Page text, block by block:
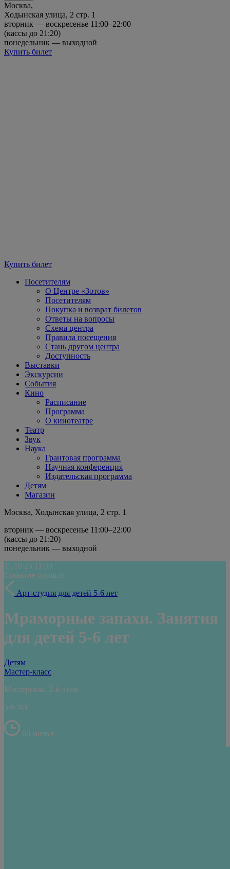
Москва,
Ходынская улица, 2 стр. 1
вторник — воскресенье 11:00–22:00
(кассы до 21:20)
понедельник — выходной
Купить билет
Купить билет
Посетителям
О Центре «Зотов»
Посетителям
Покупка и возврат билетов
Ответы на вопросы
Схема центра
Правила посещения
Стань другом центра
Доступность
Выставки
Экскурсии
События
Кино
Расписание
Программа
О кинотеатре
Театр
Звук
Наука
Грантовая программа
Научная конференция
Издательская программа
Детям
Магазин
Москва, Ходынская улица, 2 стр. 1
вторник — воскресенье 11:00–22:00
(кассы до 21:20)
понедельник — выходной
11.10.25 11:30
Событие прошло
Арт-студия для детей 5-6 лет
Мраморные запахи. Занятия
для детей 5-6 лет
Детям
Мастер-класс
Мастерская, 2-й этаж
5-6 лет
60 минут